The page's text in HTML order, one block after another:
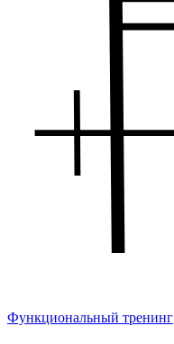
Функциональный тренинг